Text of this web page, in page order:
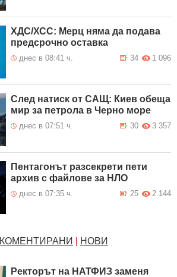
ХДС/ХСС: Мерц няма да подава
предсрочно оставка
днес в 08:41 ч. 1 096
34
След натиск от САЩ: Киев обеща
мир за петрола в Черно море
днес в 07:51 ч. 3 357
30
Пентагонът разсекрети пети
архив с файлове за НЛО
днес в 07:35 ч. 2 144
25
КОМЕНТИРАНИ НОВИ
Ректорът на НАТФИЗ заменя